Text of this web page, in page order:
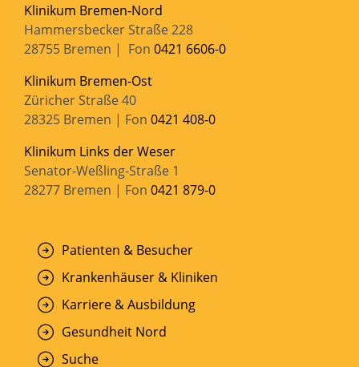
Klinikum Bremen-Nord
Hammersbecker Straße 228
28755 Bremen | Fon 0421 6606-0
Klinikum Bremen-Ost
Züricher Straße 40
28325 Bremen | Fon 0421 408-0
Klinikum Links der Weser
Senator-Weßling-Straße 1
28277 Bremen | Fon 0421 879-0
Patienten & Besucher
Krankenhäuser & Kliniken
Karriere & Ausbildung
Gesundheit Nord
Suche